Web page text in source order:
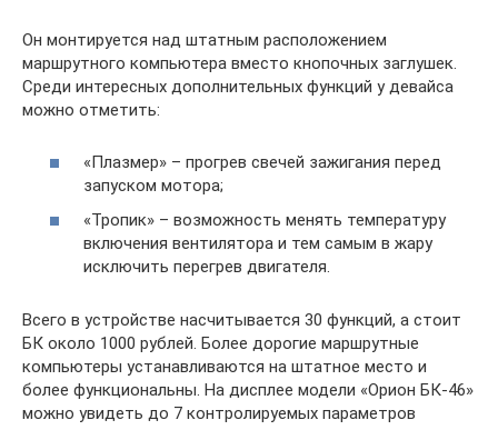
Он монтируется над штатным расположением
маршрутного компьютера вместо кнопочных заглушек.
Среди интересных дополнительных функций у девайса
можно отметить:
«Плазмер» – прогрев свечей зажигания перед
запуском мотора;
«Тропик» – возможность менять температуру
включения вентилятора и тем самым в жару
исключить перегрев двигателя.
Всего в устройстве насчитывается 30 функций, а стоит
БК около 1000 рублей. Более дорогие маршрутные
компьютеры устанавливаются на штатное место и
более функциональны. На дисплее модели «Орион БК-46»
можно увидеть до 7 контролируемых параметров